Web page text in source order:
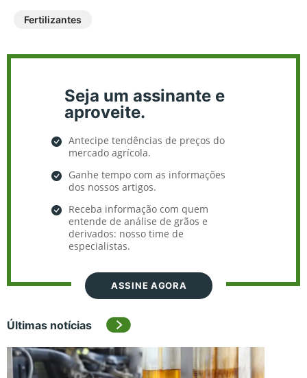
Fertilizantes
Seja um assinante e
aproveite.
Antecipe tendências de preços do
mercado agrícola.
Ganhe tempo com as informações
dos nossos artigos.
Receba informação com quem
entende de análise de grãos e
derivados: nosso time de
especialistas.
ASSINE AGORA
Últimas notícias